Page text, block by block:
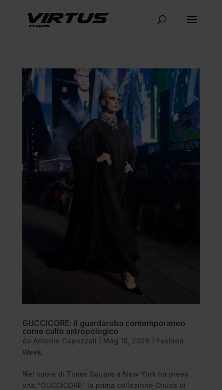
GUCCICORE: il guardaroba contemporaneo
come culto antropologico
da Antonio Capozzoli Mag 18, 2026
Fashion
Week
Nel cuore di Times Square a New York ha preso
vita “GUCCICORE” la prima collezione Cruise di